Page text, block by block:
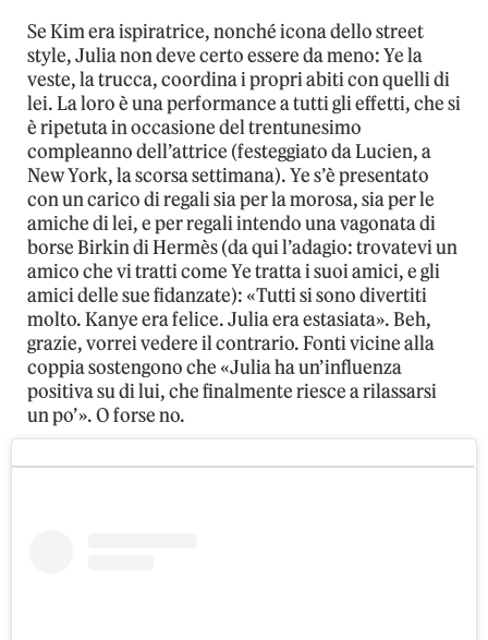
Se Kim era ispiratrice, nonché icona dello street
style, Julia non deve certo essere da meno: Ye la
veste, la trucca, coordina i propri abiti con quelli di
lei. La loro è una performance a tutti gli effetti, che si
è ripetuta in occasione del trentunesimo
compleanno dell’attrice (festeggiato da Lucien, a
New York, la scorsa settimana). Ye s’è presentato
con un carico di regali sia per la morosa, sia per le
amiche di lei, e per regali intendo una vagonata di
borse Birkin di Hermès (da qui l’adagio: trovatevi un
amico che vi tratti come Ye tratta i suoi amici, e gli
amici delle sue fidanzate): «Tutti si sono divertiti
molto. Kanye era felice. Julia era estasiata». Beh,
grazie, vorrei vedere il contrario. Fonti vicine alla
coppia sostengono che «Julia ha un’influenza
positiva su di lui, che finalmente riesce a rilassarsi
un po’». O forse no.